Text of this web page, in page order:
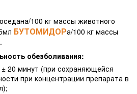
100 кг массы животного
БУТОМИДОРа/100 кг массы
обезболивания:
20 минут (при сохраняющейся
при концентрации препарата в